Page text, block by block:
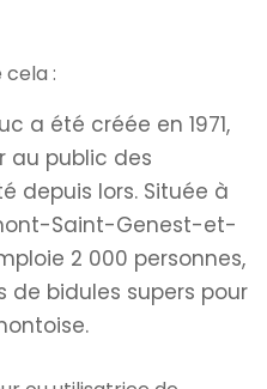
:
a été créée en 1971,
au public des
depuis lors. Située à
Saint-Genest-et-
2 000 personnes,
bidules supers pour